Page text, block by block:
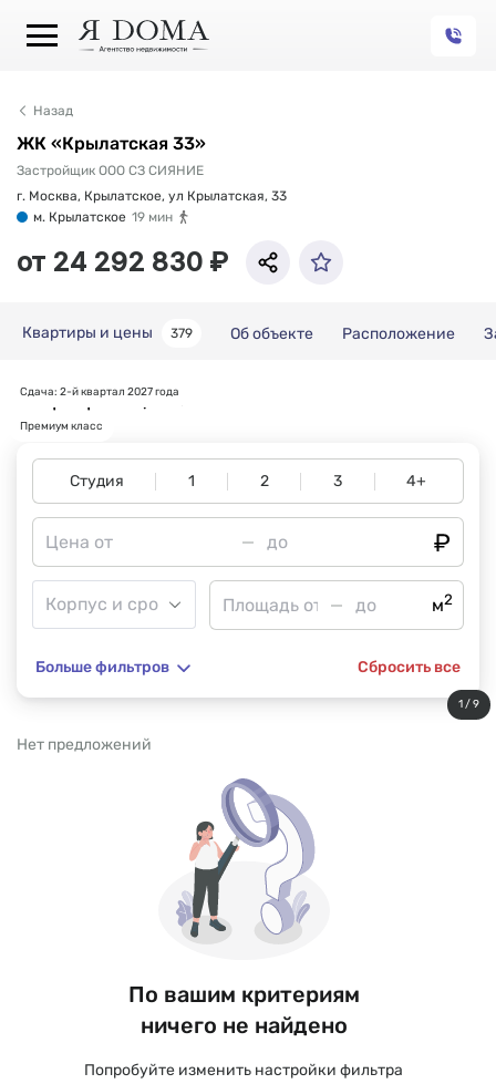
Назад
ЖК «Крылатская 33»
Застройщик ООО СЗ СИЯНИЕ
г. Москва, Крылатское, ул Крылатская, 33
м. Крылатское 19 мин
от 24 292 830 ₽
Квартиры и цены 379 Об объекте Расположение
Сдача: 2-й квартал 2027 года
Премиум класс
1 / 9
Квартиры и цены
Студия 1 2 3 4+
м2
Больше фильтров Сбросить все
Нет предложений
По вашим критериям
ничего не найдено
Попробуйте изменить настройки фильтра